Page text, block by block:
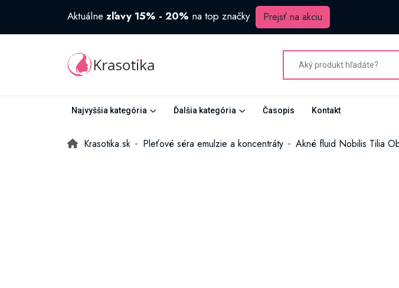
Aktuálne zľavy 15% - 20% na top značky Prejsť na akciu
Najvyššia kategória Ďalšia kategória Časopis Kontakt
Krasotika.sk Pleťové séra emulzie a koncentráty Akné fluid Nobilis Tilia